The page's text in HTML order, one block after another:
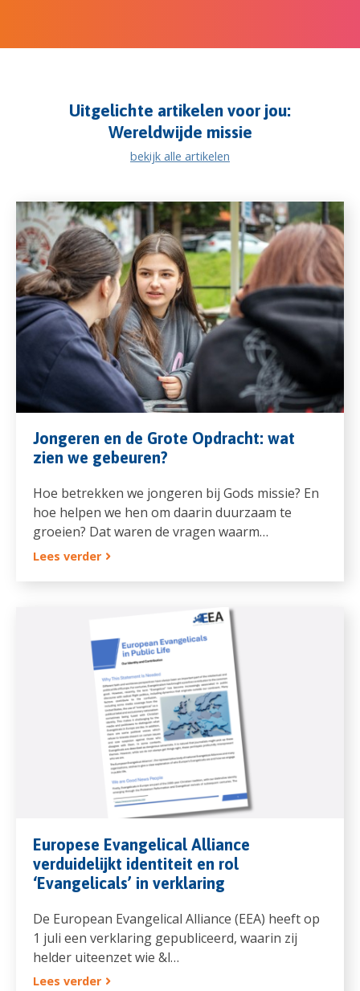
Uitgelichte artikelen voor jou:
Wereldwijde missie
bekijk alle artikelen
Jongeren en de Grote Opdracht: wat
zien we gebeuren?
Hoe betrekken we jongeren bij Gods missie? En
hoe helpen we hen om daarin duurzaam te
groeien? Dat waren de vragen waarm…
Lees verder
Europese Evangelical Alliance
verduidelijkt identiteit en rol
‘Evangelicals’ in verklaring
De European Evangelical Alliance (EEA) heeft op
1 juli een verklaring gepubliceerd, waarin zij
helder uiteenzet wie &l…
Lees verder